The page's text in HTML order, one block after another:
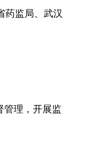
药监局、武汉
管理，开展监